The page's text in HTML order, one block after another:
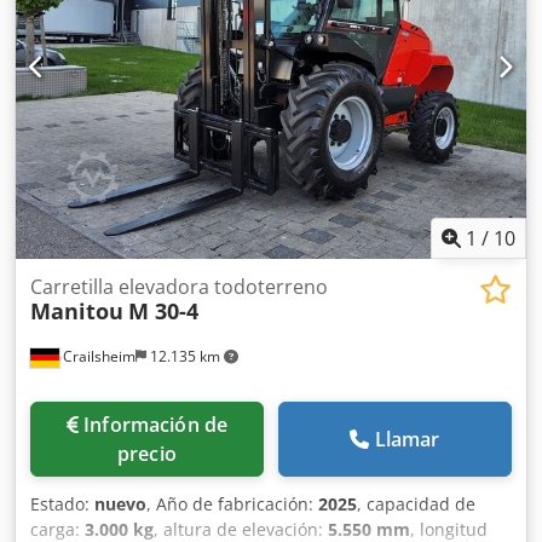
1 / 10
Crailsheim 12.135 km
Carretilla elevadora todoterreno
Manitou M 30-4
Información de
precio
Llamar
Estado: nuevo, Año de fabricación: 2025, capacidad de
carga: 3.000 kg, altura de elevación: 5.550 mm, longitud